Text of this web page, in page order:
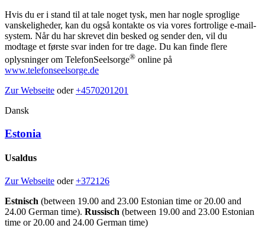
Hvis du er i stand til at tale noget tysk, men har nogle sproglige
vanskeligheder, kan du også kontakte os via vores fortrolige e-mail-
system. Når du har skrevet din besked og sender den, vil du
modtage et første svar inden for tre dage. Du kan finde flere
oplysninger om TelefonSeelsorge® online på
www.telefonseelsorge.de
Zur Webseite oder +4570201201
Dansk
Estonia
Usaldus
Zur Webseite oder +372126
Estnisch (between 19.00 and 23.00 Estonian time or 20.00 and
24.00 German time). Russisch (between 19.00 and 23.00 Estonian
time or 20.00 and 24.00 German time)